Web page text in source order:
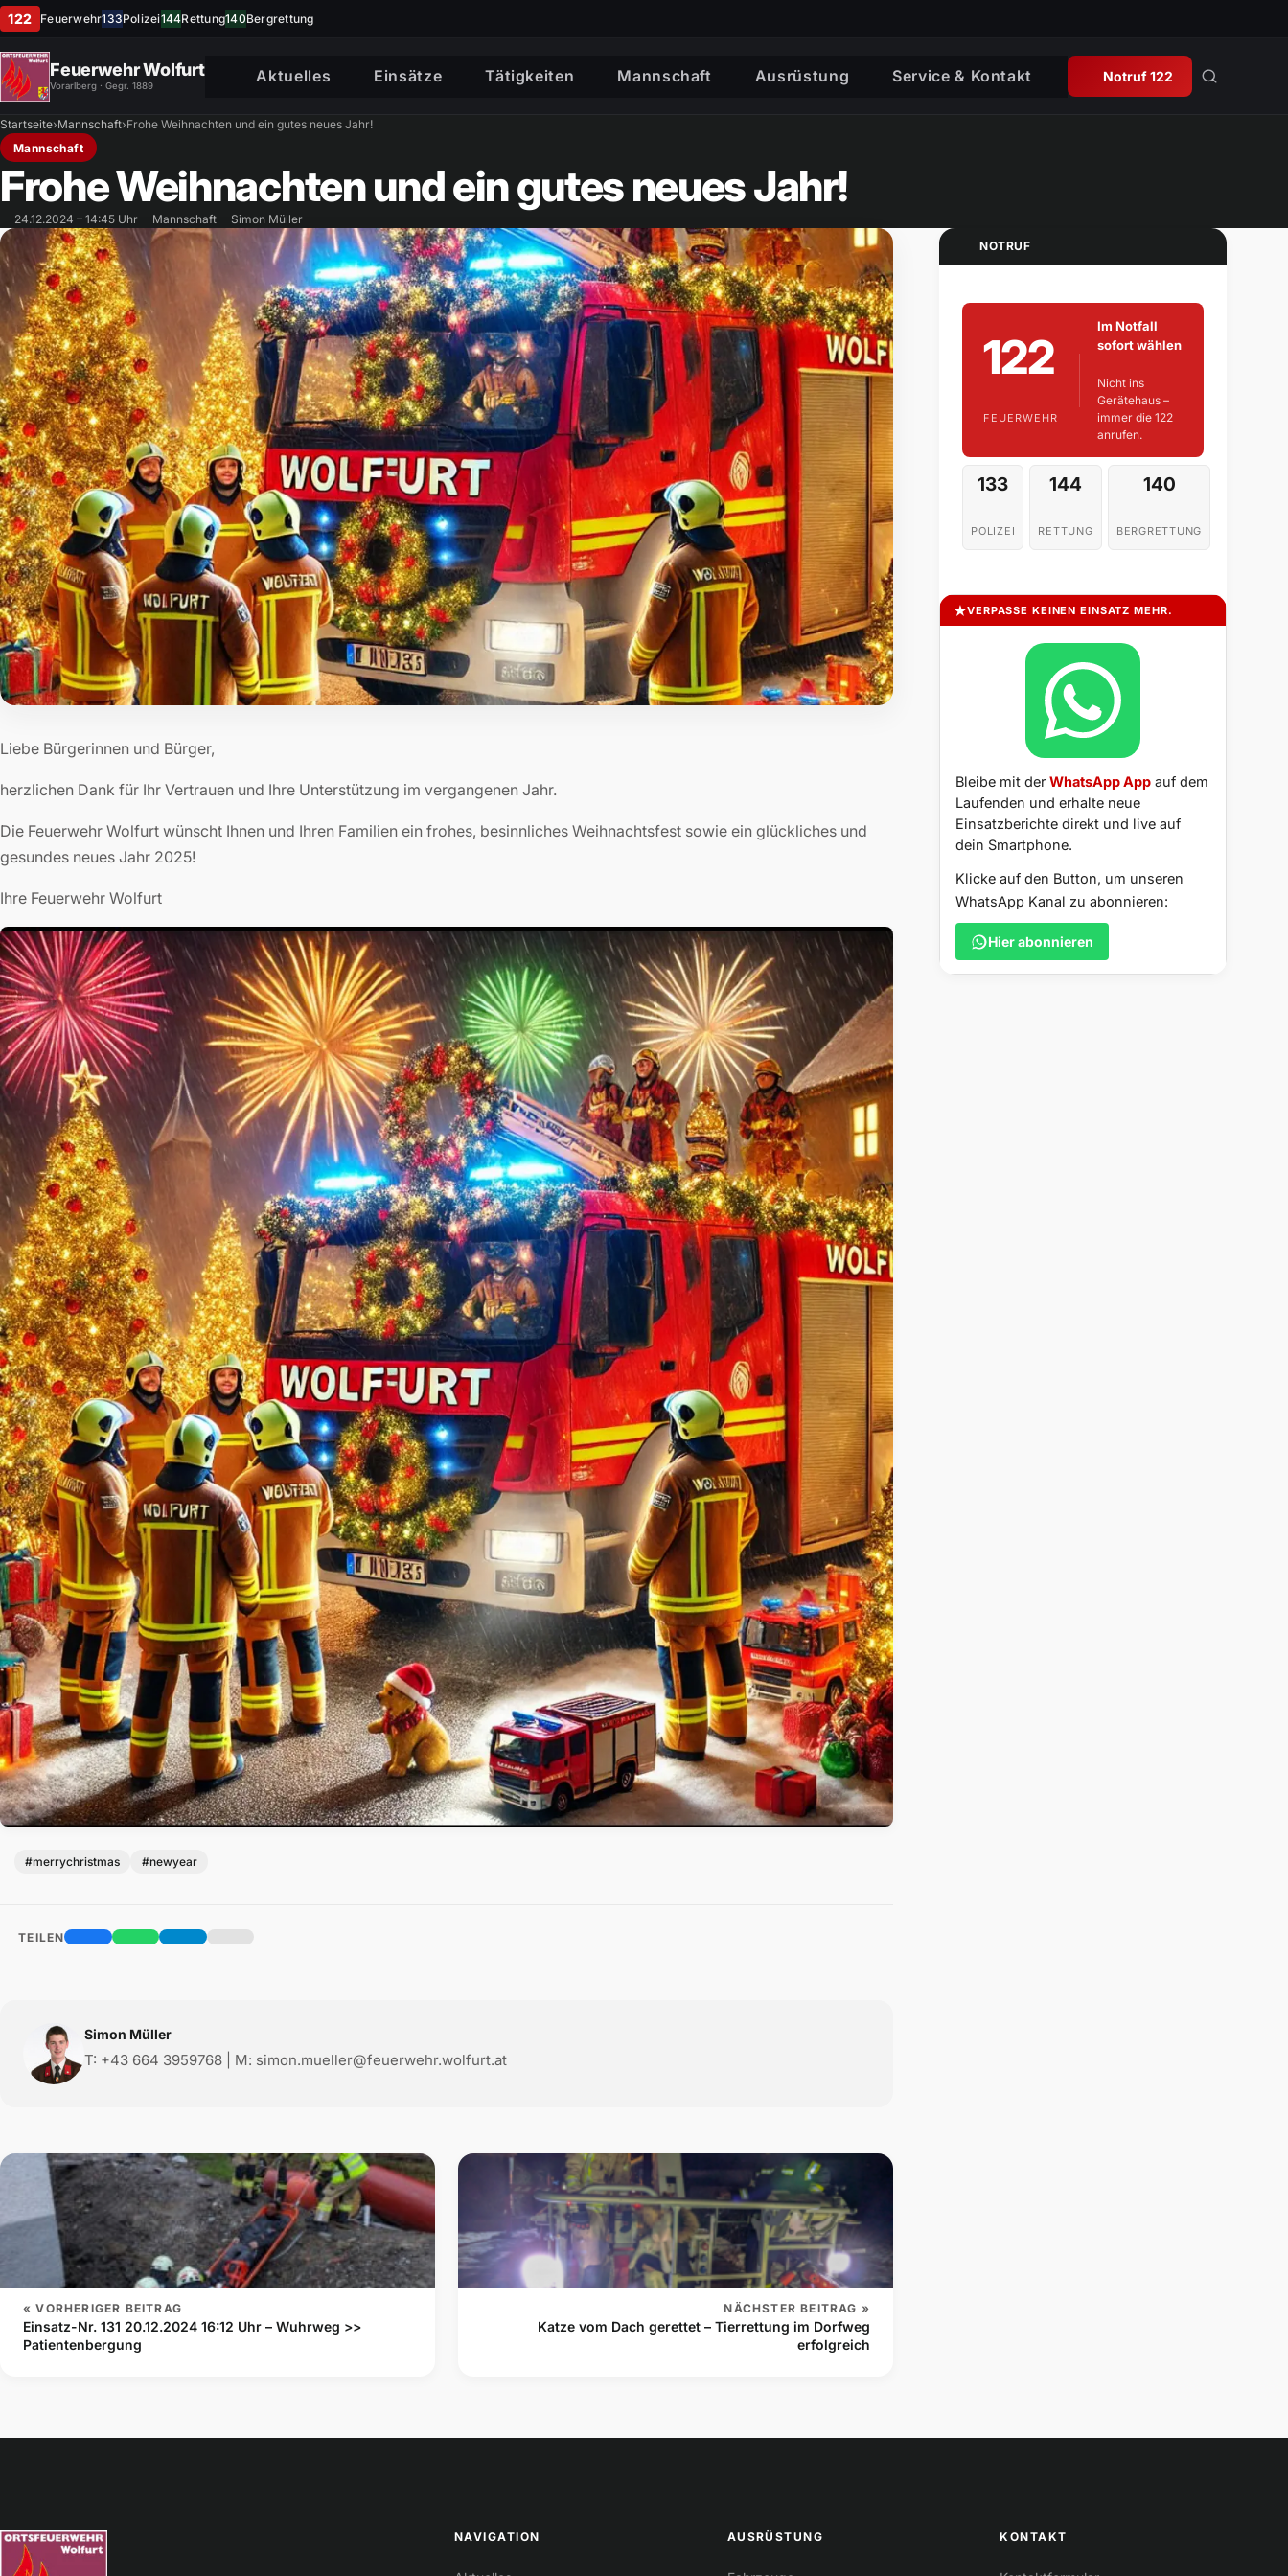
122 Feuerwehr133Polizei144Rettung140Bergrettung
Feuerwehr Wolfurt
Vorarlberg · Gegr. 1889
Aktuelles Einsätze Tätigkeiten Mannschaft Ausrüstung Service & Kontakt Notruf 122
Startseite›Mannschaft›Frohe Weihnachten und ein gutes neues Jahr!
Mannschaft
Frohe Weihnachten und ein gutes neues Jahr!
24.12.2024 – 14:45 Uhr Mannschaft Simon Müller
Liebe Bürgerinnen und Bürger,
herzlichen Dank für Ihr Vertrauen und Ihre Unterstützung im vergangenen Jahr.
Die Feuerwehr Wolfurt wünscht Ihnen und Ihren Familien ein frohes, besinnliches Weihnachtsfest sowie ein glückliches und
gesundes neues Jahr 2025!
Ihre Feuerwehr Wolfurt
#merrychristmas #newyear
TEILEN
Simon Müller
T: +43 664 3959768 | M: simon.mueller@feuerwehr.wolfurt.at
« VORHERIGER BEITRAG
Einsatz-Nr. 131 20.12.2024 16:12 Uhr – Wuhrweg >>
Patientenbergung
NÄCHSTER BEITRAG »
Katze vom Dach gerettet – Tierrettung im Dorfweg
erfolgreich
NOTRUF
122
FEUERWEHR
Im Notfall
sofort wählen
Nicht ins
Gerätehaus –
immer die 122
anrufen.
133
POLIZEI
144
RETTUNG
140
BERGRETTUNG
VERPASSE KEINEN EINSATZ MEHR.
Bleibe mit derWhatsApp App auf dem
Laufenden und erhalte neue
Einsatzberichte direkt und live auf
dein Smartphone.
Klicke auf den Button, um unseren
WhatsApp Kanal zu abonnieren:
Hier abonnieren
NAVIGATION AUSRÜSTUNG KONTAKT